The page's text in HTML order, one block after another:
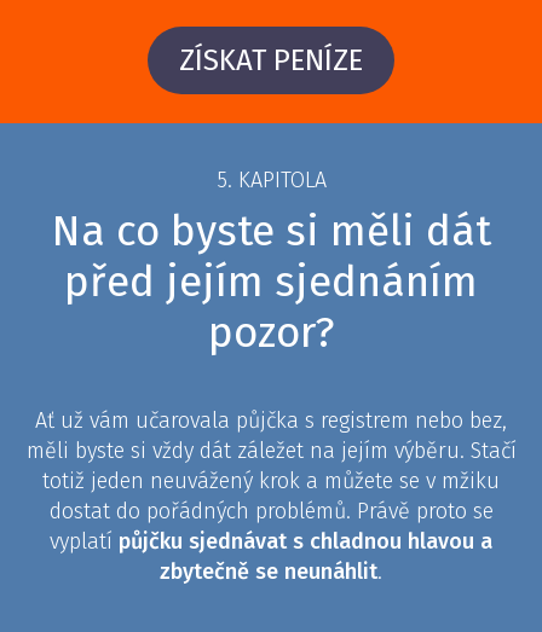
ZÍSKAT PENÍZE
5. KAPITOLA
Na co byste si měli dát
před jejím sjednáním
pozor?
Ať už vám učarovala půjčka s registrem nebo bez,
měli byste si vždy dát záležet na jejím výběru. Stačí
totiž jeden neuvážený krok a můžete se v mžiku
dostat do pořádných problémů. Právě proto se
vyplatí půjčku sjednávat s chladnou hlavou a
zbytečně se neunáhlit.